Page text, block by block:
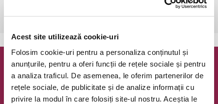
Acest site utilizează cookie-uri
Folosim cookie-uri pentru a personaliza conținutul și
anunțurile, pentru a oferi funcții de rețele sociale și pentru
a analiza traficul. De asemenea, le oferim partenerilor de
rețele sociale, de publicitate și de analize informații cu
privire la modul în care folosiți site-ul nostru. Aceștia le
Bucuresti, Teatrul Coquettevezi pe harta
Newsletter @ Bilete.ro
Oferte exclusive si o editie saptamanala cu cele mai noi
evenimente.